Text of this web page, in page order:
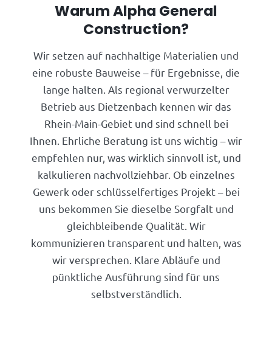
Warum Alpha General
Construction?
Wir setzen auf nachhaltige Materialien und
eine robuste Bauweise – für Ergebnisse, die
lange halten. Als regional verwurzelter
Betrieb aus Dietzenbach kennen wir das
Rhein-Main-Gebiet und sind schnell bei
Ihnen. Ehrliche Beratung ist uns wichtig – wir
empfehlen nur, was wirklich sinnvoll ist, und
kalkulieren nachvollziehbar. Ob einzelnes
Gewerk oder schlüsselfertiges Projekt – bei
uns bekommen Sie dieselbe Sorgfalt und
gleichbleibende Qualität. Wir
kommunizieren transparent und halten, was
wir versprechen. Klare Abläufe und
pünktliche Ausführung sind für uns
selbstverständlich.